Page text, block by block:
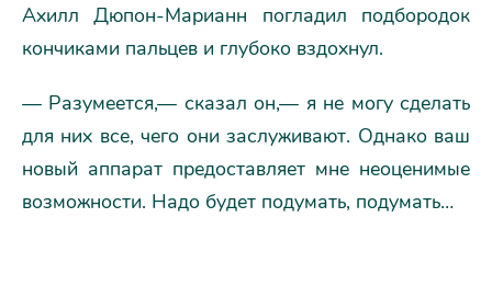
Ахилл Дюпон-Марианн погладил подбородок
кончиками пальцев и глубоко вздохнул.
— Разумеется,— сказал он,— я не могу сделать
для них все, чего они заслуживают. Однако ваш
новый аппарат предоставляет мне неоценимые
возможности. Надо будет подумать, подумать…